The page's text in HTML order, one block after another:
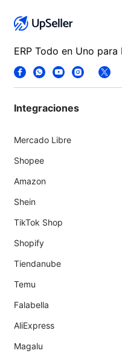
ERP Todo en Uno
Integraciones
Mercado Libre
Shopee
Amazon
Shein
TikTok Shop
Shopify
Tiendanube
Temu
Falabella
AliExpress
Magalu